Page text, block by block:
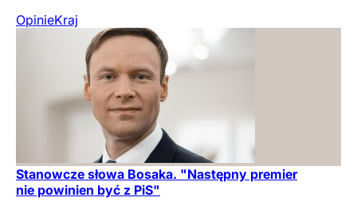
OpinieKraj
Stanowcze słowa Bosaka. "Następny premier
nie powinien być z PiS"